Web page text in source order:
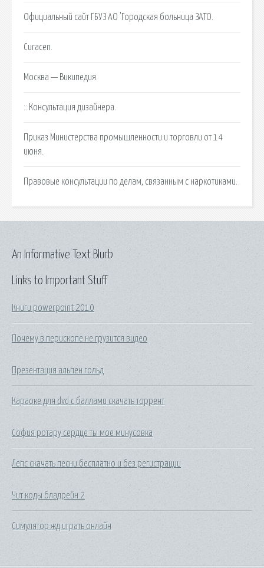
Официальный сайт ГБУЗ АО 'Городская больница ЗАТО.
Curacen.
Москва — Википедия.
:: Консультация дизайнера.
Приказ Министерства промышленности и торговли от 14
июня.
Правовые консультации по делам, связанным с наркотиками.
Links to Important Stuff
Книги powerpoint 2010
Почему в перископе не грузится видео
Презентация альпен гольд
Караоке для dvd с баллами скачать торрент
София ротару сердце ты мое минусовка
Лепс скачать песни бесплатно и без регистрации
Чит коды бладрейн 2
Симулятор жд играть онлайн
An Informative Text Blurb